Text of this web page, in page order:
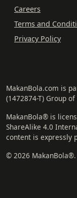
Careers
Terms and
Privacy Policy
MakanBola.com is
(1472874-T) Group
MakanBola® is
ShareAlike 4.0
content is expressly
© 2026 MakanBola®.